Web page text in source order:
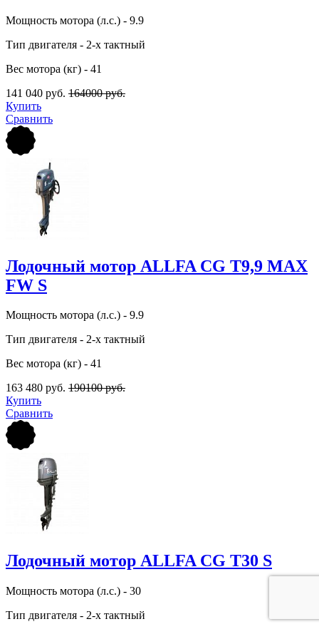
Мощность мотора (л.с.) - 9.9
Тип двигателя - 2-х тактный
Вес мотора (кг) - 41
141 040 руб. 164000 руб.
Купить
Сравнить
Лодочный мотор ALLFA CG Т9,9 MAX
FW S
Мощность мотора (л.с.) - 9.9
Тип двигателя - 2-х тактный
Вес мотора (кг) - 41
163 480 руб. 190100 руб.
Купить
Сравнить
Лодочный мотор ALLFA CG Т30 S
Мощность мотора (л.с.) - 30
Тип двигателя - 2-х тактный